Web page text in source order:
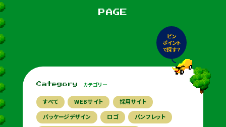
PAGE
Category カテゴリー
すべて WEBサイト
採用サイト
パッケージデザイン
ロゴ
パンフレット
ピン
ポイント
で探す？